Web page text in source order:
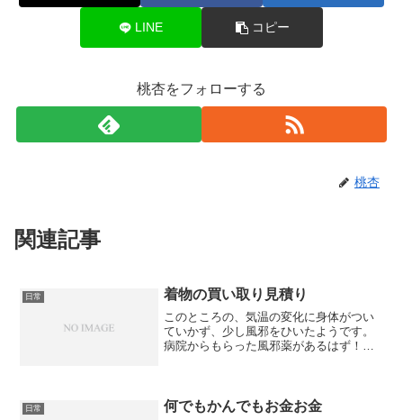
LINE コピー
桃杏をフォローする
桃杏
関連記事
日常 着物の買い取り見積り
このところの、気温の変化に身体がつい
ていかず、少し風邪をひいたようです。
病院からもらった風邪薬があるはず！と
一棹分。三分の一くらい見...
日常 何でもかんでもお金お金